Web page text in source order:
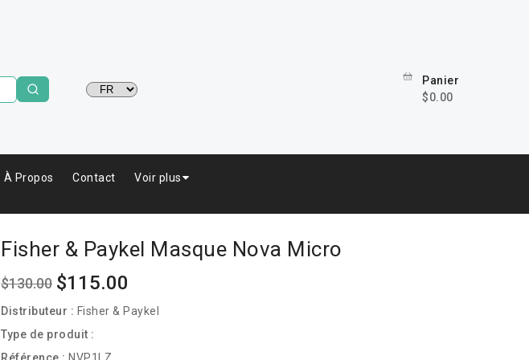
Langue
Panier
$0.00
À Propos Contact Voir plus
Fisher & Paykel Masque Nova Micro
Prix
habituel
$130.00 Prix
soldé
$115.00
Distributeur : Fisher & Paykel
Type de produit :